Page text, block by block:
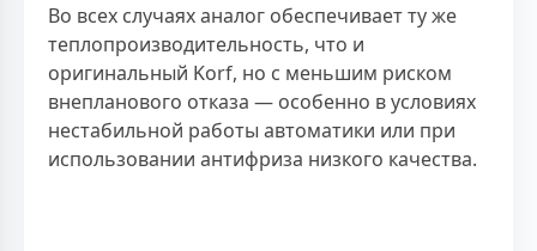
Во всех случаях аналог обеспечивает ту же
теплопроизводительность, что и
оригинальный Korf, но с меньшим риском
внепланового отказа — особенно в условиях
нестабильной работы автоматики или при
использовании антифриза низкого качества.